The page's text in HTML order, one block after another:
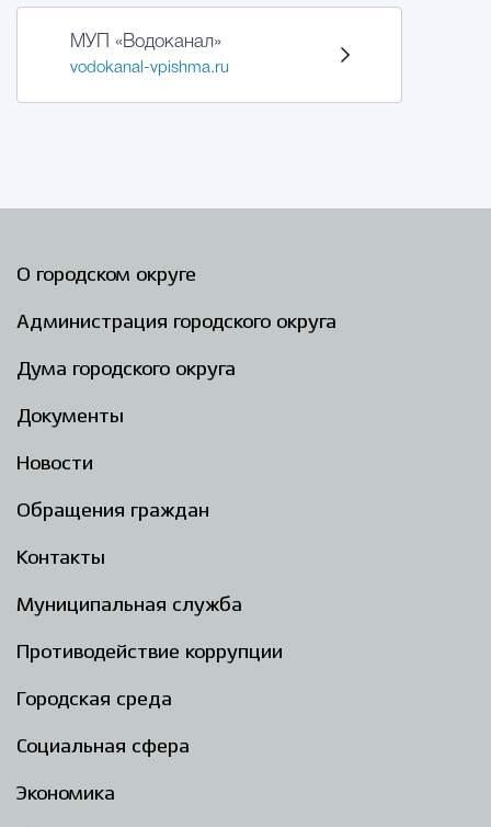
МУП «Водоканал»
vodokanal-vpishma.ru
О городском округе
Администрация городского округа
Дума городского округа
Документы
Новости
Обращения граждан
Контакты
Муниципальная служба
Противодействие коррупции
Городская среда
Социальная сфера
Экономика